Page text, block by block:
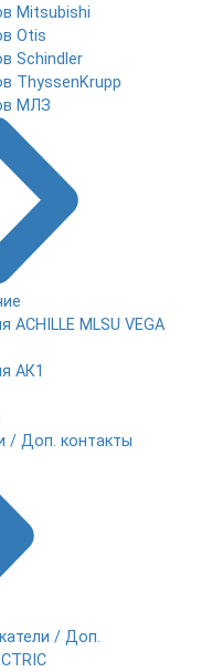
Mitsubishi
Otis
Schindler
ThyssenKrupp
МЛЗ
ACHILLE MLSU VEGA
АК1
/ Доп. контакты
/ Доп.